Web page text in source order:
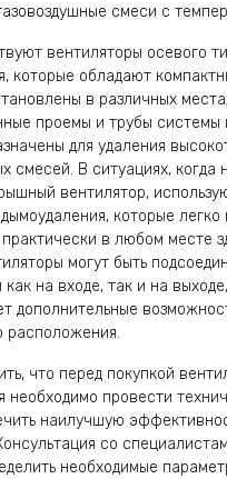
смеси с
вентиляторы осевого
которые обладают
в различных
проемы и трубы системы
для удаления
смесей. В ситуациях, когда
вентилятор,
которые легко
в любом месте
могут быть
как на входе, так и на
дополнительные
расположения.
что перед покупкой
необходимо провести
наилучшую
со
необходимые